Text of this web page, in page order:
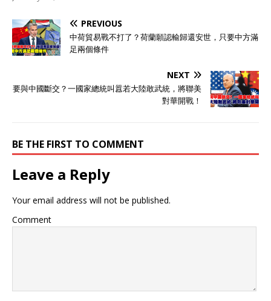
PREVIOUS
中荷貿易戰不打了？荷蘭願認輸歸還安世，只要中方滿
足兩個條件
NEXT
要與中國斷交？一國家總統叫囂若大陸敢武統，將聯美
對華開戰！
BE THE FIRST TO COMMENT
Leave a Reply
Your email address will not be published.
Comment